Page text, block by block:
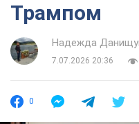
Трампом
Надежда
7.07.2026 20:36
0